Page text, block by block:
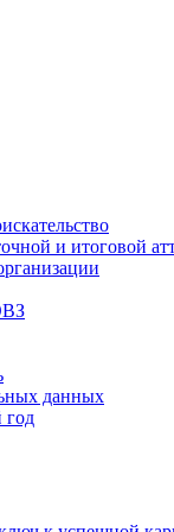
и итоговой
данных
год